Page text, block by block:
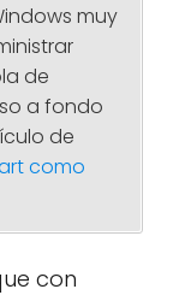
muy
de
a fondo
de
como
con